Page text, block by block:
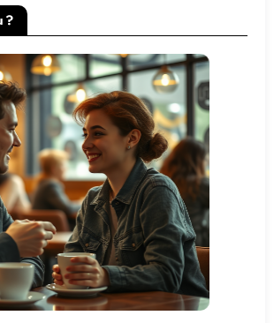
PSICOLOGIA TODOS VÍDEO